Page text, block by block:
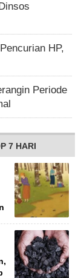
HP,
Periode
7 HARI